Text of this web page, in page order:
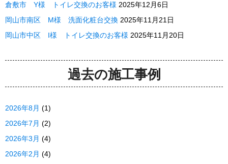
倉敷市 Y様 トイレ交換のお客様 2025年12月6日
岡山市南区 M様 洗面化粧台交換 2025年11月21日
岡山市中区 I様 トイレ交換のお客様 2025年11月20日
過去の施工事例
2026年8月 (1)
2026年7月 (2)
2026年3月 (4)
2026年2月 (4)